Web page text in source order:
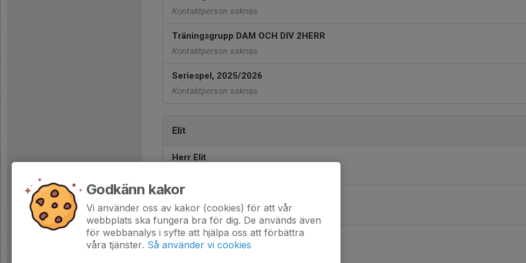
Kontaktperson saknas
Träningsgrupp DAM OCH DIV 2HERR
Kontaktperson saknas
Seriespel, 2025/2026
Kontaktperson saknas
Elit
Herr Elit
Dam Elit
Kontaktperson saknas
Godkänn kakor
Vi använder oss av kakor (cookies) för att vår
webbplats ska fungera bra för dig. De används även
för webbanalys i syfte att hjälpa oss att förbättra
våra tjänster. Så använder vi cookies